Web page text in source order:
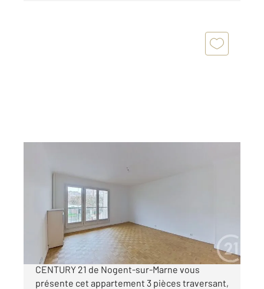
69,63 m
Appartement F3 à vendre
457 000 €
APPARTEMENT A VENDRE ! Votre Agence
CENTURY 21 de Nogent-sur-Marne vous
présente cet appartement 3 pièces traversant,